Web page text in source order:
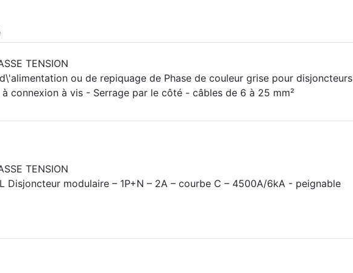
TENSION
ou de repiquage de Phase de couleur grise pour disjoncteurs
à connexion à vis - Serrage par le côté - câbles de 6 à 25 mm²
TENSION
Disjoncteur modulaire – 1P+N – 2A – courbe C – 4500A/6kA - peignable